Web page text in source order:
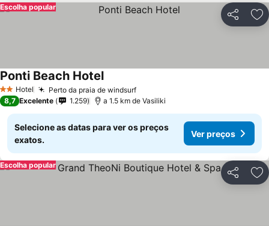
Partilhar
Escolha popular
2 Estrelas
Hotel Perto da praia de windsurf
Ponti Beach Hotel
8,7 Excelente 1.259 a 1.5 km de Vasiliki
Selecione as datas para ver os preços
exatos.
Ver preços
Partilhar
Escolha popular